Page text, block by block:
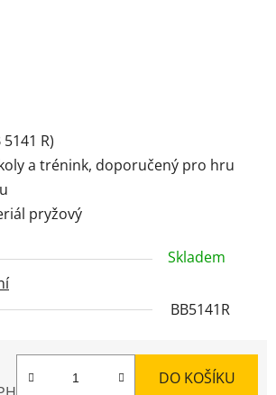
R)
a trénink, doporučený pro hru
pryžový
Skladem
BB5141R
DO KOŠÍKU